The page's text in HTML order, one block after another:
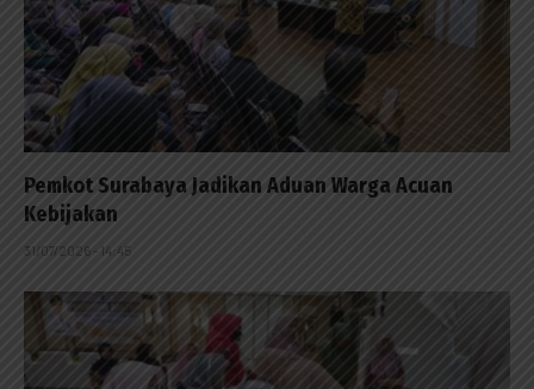
Pemkot Surabaya Jadikan Aduan Warga Acuan
Kebijakan
31/07/2026 - 14:45